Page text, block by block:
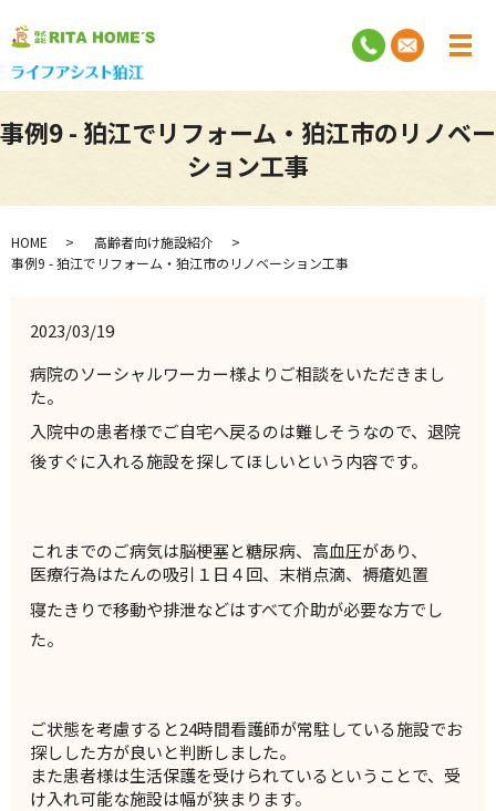
事例9 - 狛江でリフォーム・狛江市のリノベー
ション工事
HOME
高齢者向け施設紹介
事例9 - 狛江でリフォーム・狛江市のリノベーション工事
2023/03/19
病院のソーシャルワーカー様よりご相談をいただきまし
た。
入院中の患者様でご自宅へ戻るのは難しそうなので、退院
後すぐに入れる施設を探してほしいという内容です。
これまでのご病気は脳梗塞と糖尿病、高血圧があり、
医療行為はたんの吸引１日４回、末梢点滴、褥瘡処置
寝たきりで移動や排泄などはすべて介助が必要な方でし
た。
ご状態を考慮すると24時間看護師が常駐している施設でお
探しした方が良いと判断しました。
また患者様は生活保護を受けられているということで、 受
け入れ可能な施設は幅が狭まります。